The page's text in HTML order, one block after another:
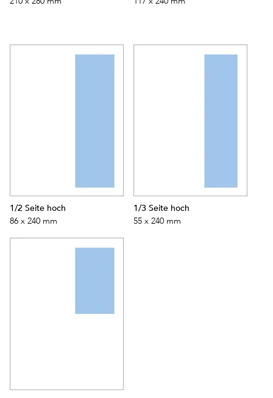
1/2 Seite hoch
86 x 240 mm
1/3 Seite hoch
55 x 240 mm